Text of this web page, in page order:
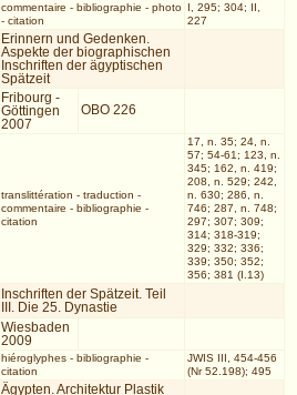
commentaire - bibliographie - photo
- citation
I, 295; 304; II,
227
Erinnern und Gedenken.
Aspekte der biographischen
Inschriften der ägyptischen
Spätzeit
Fribourg -
Göttingen
2007
OBO 226
translittération - traduction -
commentaire - bibliographie -
citation
17, n. 35; 24, n.
57; 54-61; 123, n.
345; 162, n. 419;
208, n. 529; 242,
n. 630; 286, n.
746; 287, n. 748;
297; 307; 309;
314; 318-319;
329; 332; 336;
339; 350; 352;
356; 381 (I.13)
Inschriften der Spätzeit. Teil
III. Die 25. Dynastie
Wiesbaden
2009
hiéroglyphes- bibliographie -
citation
JWIS III, 454-456
(Nr 52.198); 495
Ägypten. Architektur Plastik